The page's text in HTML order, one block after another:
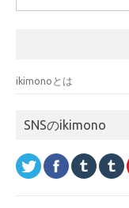
索:
ikimonoとは
SNSのikimono